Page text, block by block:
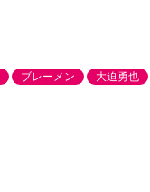
ブレーメン 大迫勇也